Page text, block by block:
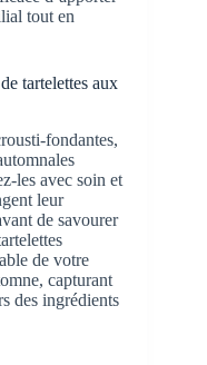
tout en
tartelettes aux
fondantes,
les avec soin et
leur
de savourer
de votre
capturant
des ingrédients